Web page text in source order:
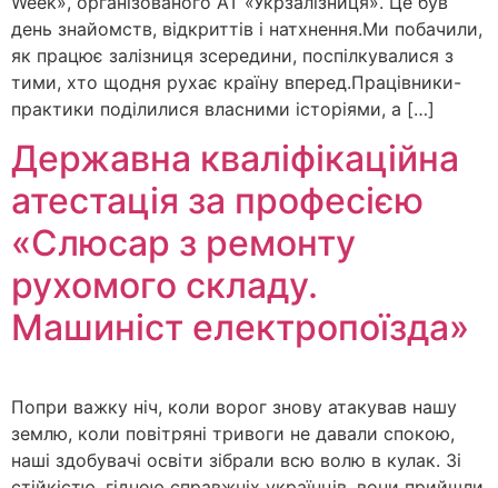
день знайомств, відкриттів і натхнення.Ми побачили,
як працює залізниця зсередини, поспілкувалися з
тими, хто щодня рухає країну вперед.Працівники-
практики поділилися власними історіями, а […]
Державна кваліфікаційна
атестація за професією
«Слюсар з ремонту
рухомого складу.
Машиніст електропоїзда»
Попри важку ніч, коли ворог знову атакував нашу
землю, коли повітряні тривоги не давали спокою,
наші здобувачі освіти зібрали всю волю в кулак. Зі